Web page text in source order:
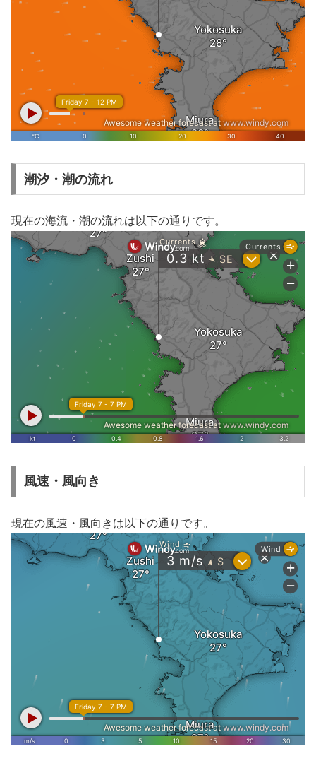
潮汐・潮の流れ
現在の海流・潮の流れは以下の通りです。
風速・風向き
現在の風速・風向きは以下の通りです。